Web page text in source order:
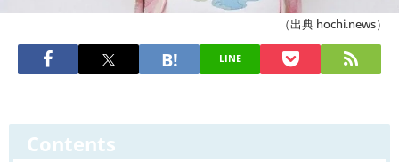
（出典 hochi.news）
LINE
Contents